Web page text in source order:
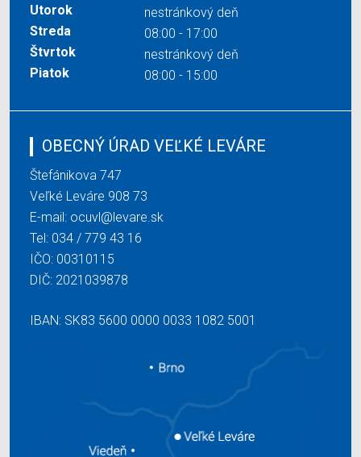
Utorok
nestránkový deň
Streda
08:00 - 17:00
Štvrtok
nestránkový deň
Piatok
08:00 - 15:00
OBECNÝ ÚRAD VEĽKÉ LEVÁRE
Štefánikova 747
Veľké Leváre 908 73
E-mail: ocuvl@levare.sk
Tel: 034 / 779 43 16
IČO: 00310115
DIČ: 2021039878
IBAN: SK83 5600 0000 0033 1082 5001